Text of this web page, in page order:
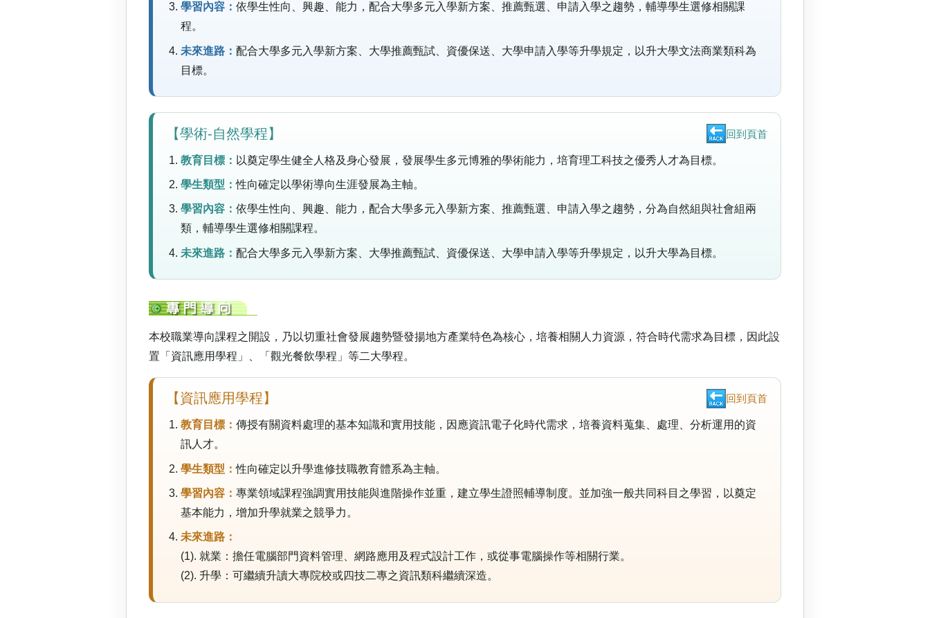
學習內容：依學生性向、興趣、能力，配合大學多元入學新方案、推薦甄選、申請入學之趨勢，輔導學生選修相關課
程。
未來進路：配合大學多元入學新方案、大學推薦甄試、資優保送、大學申請入學等升學規定，以升大學文法商業類科為
目標。
【學術-自然學程】 回到頁首
教育目標： 以奠定學生健全人格及身心發展，發展學生多元博雅的學術能力，培育理工科技之優秀人才為目標。
學生類型：性向確定以學術導向生涯發展為主軸。
學習內容：依學生性向、興趣、能力，配合大學多元入學新方案、推薦甄選、申請入學之趨勢，分為自然組與社會組兩
類，輔導學生選修相關課程。
未來進路：配合大學多元入學新方案、大學推薦甄試、資優保送、大學申請入學等升學規定，以升大學為目標。
本校職業導向課程之開設，乃以切重社會發展趨勢暨發揚地方產業特色為核心，培養相關人力資源，符合時代需求為目標，因此設
置「資訊應用學程」、「觀光餐飲學程」等二大學程。
【資訊應用學程】 回到頁首
教育目標：傳授有關資料處理的基本知識和實用技能，因應資訊電子化時代需求，培養資料蒐集、處理、分析運用的資
訊人才。
學生類型：性向確定以升學進修技職教育體系為主軸。
學習內容：專業領域課程強調實用技能與進階操作並重，建立學生證照輔導制度。並加強一般共同科目之學習，以奠定
基本能力，增加升學就業之競爭力。
未來進路：
(1). 就業：擔任電腦部門資料管理、網路應用及程式設計工作，或從事電腦操作等相關行業。
(2). 升學：可繼續升讀大專院校或四技二專之資訊類科繼續深造。